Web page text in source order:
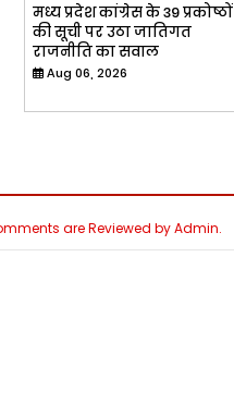
मध्य प्रदेश कांग्रेस के 39 प्रकोष्ठों
की सूची पर उठा जातिगत
राजनीति का सवाल
Aug 06, 2026
are Reviewed by Admin.